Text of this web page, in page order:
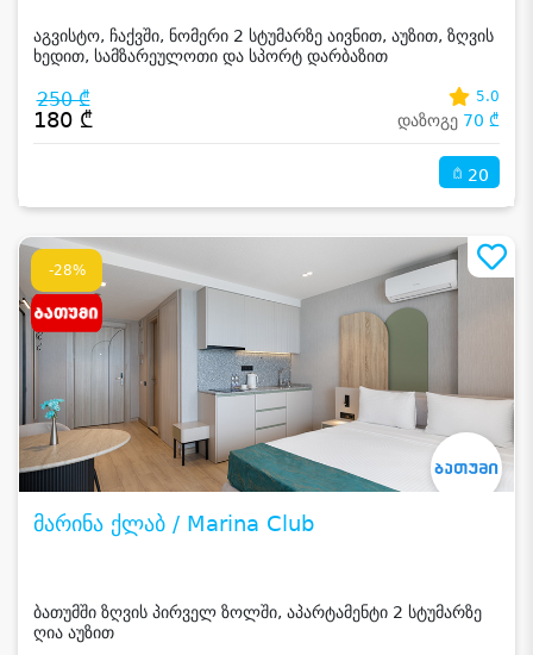
აგვისტო, ჩაქვში, ნომერი 2 სტუმარზე აივნით, აუზით, ზღვის
ხედით, სამზარეულოთი და სპორტ დარბაზით
250 ₾
180 ₾
5.0
დაზოგე 70 ₾
20
-28%
მარინა ქლაბ / Marina Club
ბათუმში ზღვის პირველ ზოლში, აპარტამენტი 2 სტუმარზე
ღია აუზით